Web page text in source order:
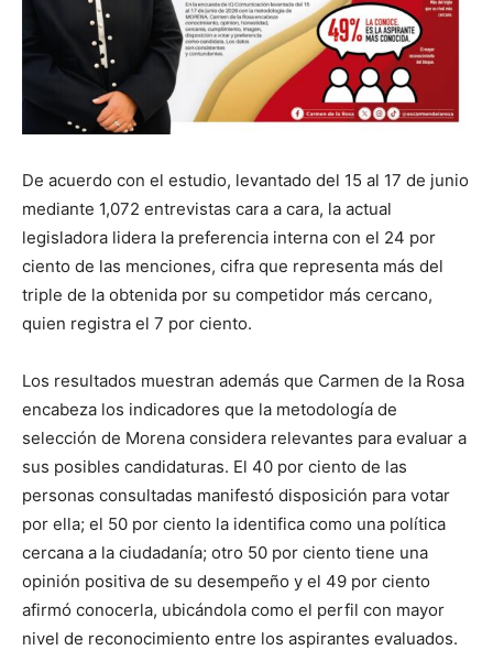
De acuerdo con el estudio, levantado del 15 al 17 de junio
mediante 1,072 entrevistas cara a cara, la actual
legisladora lidera la preferencia interna con el 24 por
ciento de las menciones, cifra que representa más del
triple de la obtenida por su competidor más cercano,
quien registra el 7 por ciento.
Los resultados muestran además que Carmen de la Rosa
encabeza los indicadores que la metodología de
selección de Morena considera relevantes para evaluar a
sus posibles candidaturas. El 40 por ciento de las
personas consultadas manifestó disposición para votar
por ella; el 50 por ciento la identifica como una política
cercana a la ciudadanía; otro 50 por ciento tiene una
opinión positiva de su desempeño y el 49 por ciento
afirmó conocerla, ubicándola como el perfil con mayor
nivel de reconocimiento entre los aspirantes evaluados.